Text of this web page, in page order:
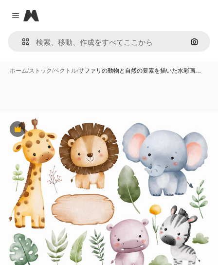
Close menu
Magnific
画像で
ホーム/ストック/ベクトル/サファリの動物と自然の要素を描いた水彩画…
Premium